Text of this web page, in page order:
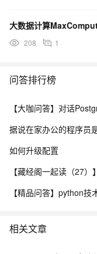
大数据计算
208 1
问答排行榜
据说在家办公的程序员
如何升级配置
【精品问答】python技
相关文章